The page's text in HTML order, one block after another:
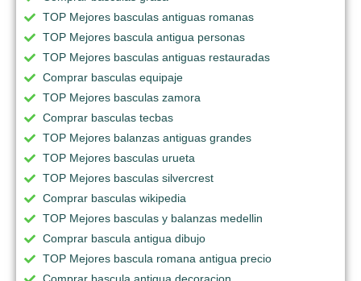
TOP Mejores basculas antiguas romanas
TOP Mejores bascula antigua personas
TOP Mejores basculas antiguas restauradas
Comprar basculas equipaje
TOP Mejores basculas zamora
Comprar basculas tecbas
TOP Mejores balanzas antiguas grandes
TOP Mejores basculas urueta
TOP Mejores basculas silvercrest
Comprar basculas wikipedia
TOP Mejores basculas y balanzas medellin
Comprar bascula antigua dibujo
TOP Mejores bascula romana antigua precio